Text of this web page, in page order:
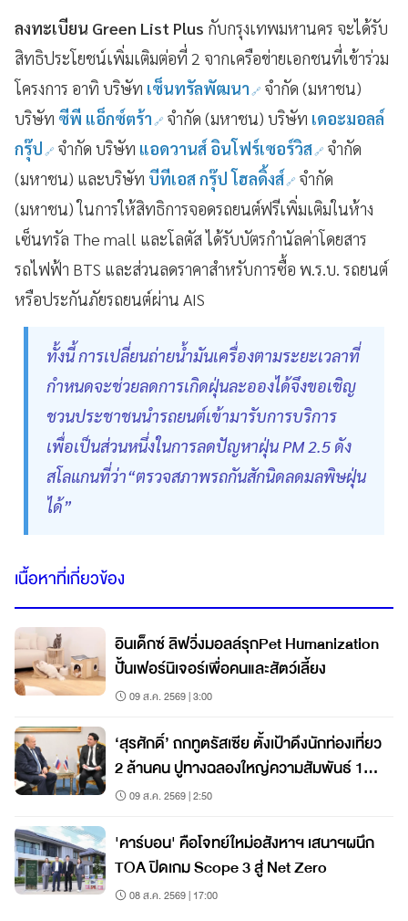
ลงทะเบียน Green List Plus กับกรุงเทพมหานคร จะได้รับ
สิทธิประโยชน์เพิ่มเติมต่อที่ 2 จากเครือข่ายเอกชนที่เข้าร่วม
โครงการ อาทิ บริษัท เซ็นทรัลพัฒนา จำกัด (มหาชน)
บริษัท ซีพี แอ็กซ์ตร้า จำกัด (มหาชน) บริษัท เดอะมอลล์
กรุ๊ป จำกัด บริษัท แอดวานส์ อินโฟร์เซอร์วิส จำกัด
(มหาชน) และบริษัท บีทีเอส กรุ๊ป โฮลดิ้งส์ จำกัด
(มหาชน) ในการให้สิทธิการจอดรถยนต์ฟรีเพิ่มเติมในห้าง
เซ็นทรัล The mall และโลตัส ได้รับบัตรกำนัลค่าโดยสาร
รถไฟฟ้า BTS และส่วนลดราคาสำหรับการซื้อ พ.ร.บ. รถยนต์
หรือประกันภัยรถยนต์ผ่าน AIS
ทั้งนี้ การเปลี่ยนถ่ายน้ำมันเครื่องตามระยะเวลาที่
กำหนดจะช่วยลดการเกิดฝุ่นละอองได้จึงขอเชิญ
ชวนประชาชนนำรถยนต์เข้ามารับการบริการ
เพื่อเป็นส่วนหนึ่งในการลดปัญหาฝุ่น PM 2.5 ดัง
สโลแกนที่ว่า“ตรวจสภาพรถกันสักนิดลดมลพิษฝุ่น
ได้”
เนื้อหาที่เกี่ยวข้อง
อินเด็กซ์ ลิฟวิ่งมอลล์รุกPet Humanization
ปั้นเฟอร์นิเจอร์เพื่อคนและสัตว์เลี้ยง
09 ส.ค. 2569 | 3:00
‘สุรศักดิ์’ ถกทูตรัสเซีย ตั้งเป้าดึงนักท่องเที่ยว
2 ล้านคน ปูทางฉลองใหญ่ความสัมพันธ์ 130
ปี 09 ส.ค. 2569 | 2:50
'คาร์บอน' คือโจทย์ใหม่อสังหาฯ เสนาฯผนึก
TOA ปิดเกม Scope 3 สู่ Net Zero
08 ส.ค. 2569 | 17:00